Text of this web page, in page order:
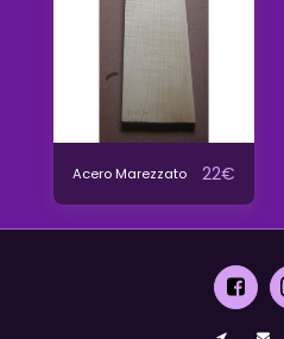
Acero Marezzato 22€